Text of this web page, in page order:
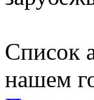
Список
нашем